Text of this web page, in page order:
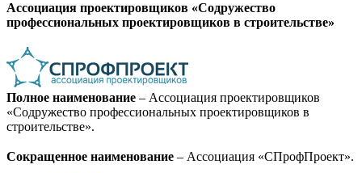
Ассоциация проектировщиков «Содружество
профессиональных проектировщиков в строительстве»
Полное наименование – Ассоциация проектировщиков
«Содружество профессиональных проектировщиков в
строительстве».
Сокращенное наименование – Ассоциация «СПрофПроект».